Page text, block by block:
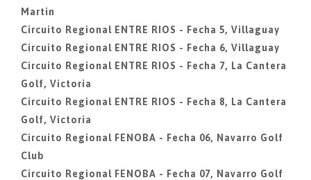
Martin
Circuito Regional ENTRE RIOS - Fecha 5, Villaguay
Circuito Regional ENTRE RIOS - Fecha 6, Villaguay
Circuito Regional ENTRE RIOS - Fecha 7, La Cantera
Golf, Victoria
Circuito Regional ENTRE RIOS - Fecha 8, La Cantera
Golf, Victoria
Circuito Regional FENOBA - Fecha 06, Navarro Golf
Club
Circuito Regional FENOBA - Fecha 07, Navarro Golf